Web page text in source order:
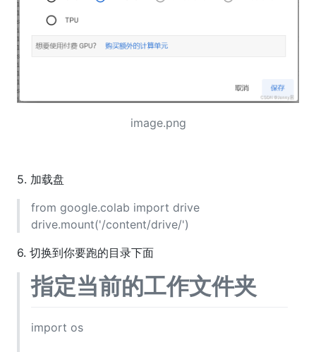
image.png
5. 加载盘
from google.colab import drive
drive.mount('/content/drive/')
6. 切换到你要跑的目录下面
指定当前的工作文件夹
import os